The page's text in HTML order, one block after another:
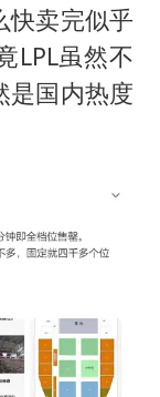
快卖完似乎
LPL虽然不
是国内热度